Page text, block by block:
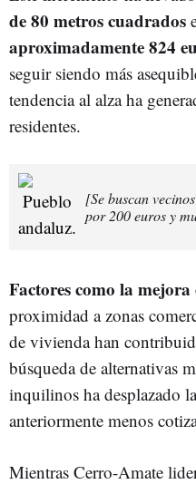
de 80 metros cuadrados
aproximadamente 824
seguir siendo más
tendencia al alza ha
residentes.
[Se buscan
por 200 euros y
Factores como la
proximidad a zonas
de vivienda han
búsqueda de alternativas
inquilinos ha desplazado
anteriormente menos
Mientras Cerro-Amate